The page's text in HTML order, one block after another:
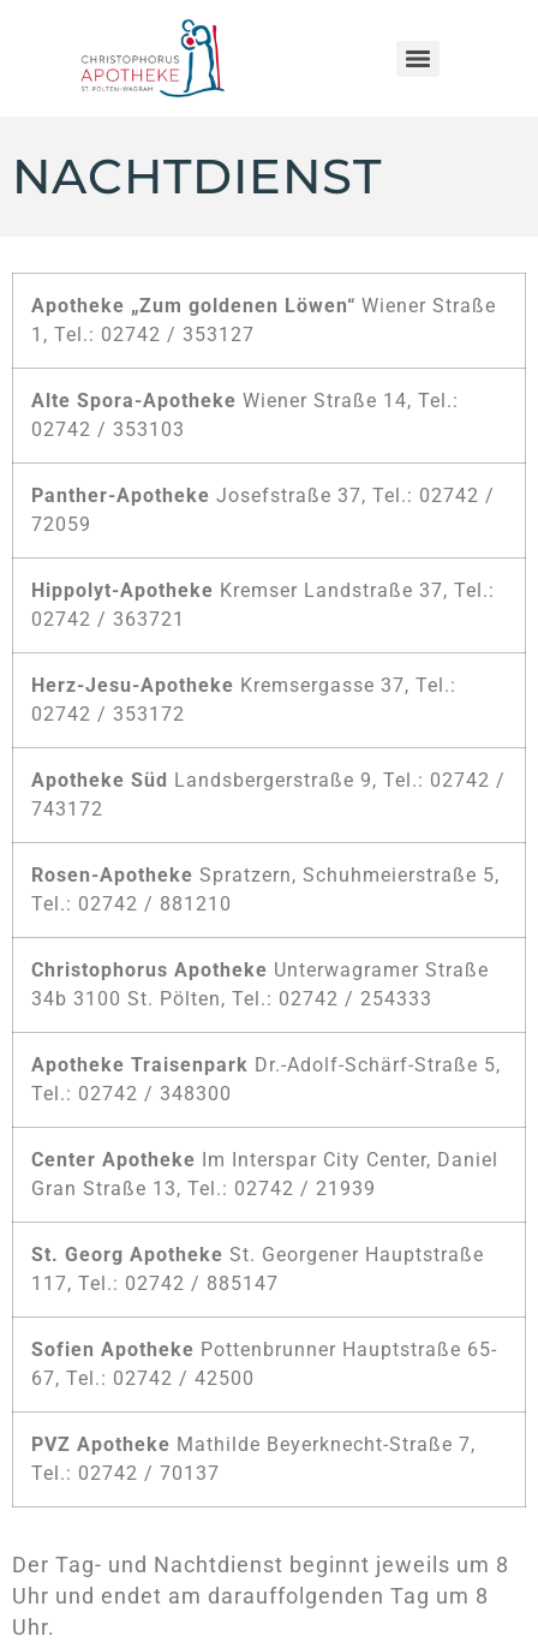
NACHTDIENST
Apotheke „Zum goldenen Löwen“ Wiener Straße
1, Tel.: 02742 / 353127
Alte Spora-Apotheke Wiener Straße 14, Tel.:
02742 / 353103
Panther-Apotheke Josefstraße 37, Tel.: 02742 /
72059
Hippolyt-Apotheke Kremser Landstraße 37, Tel.:
02742 / 363721
Herz-Jesu-Apotheke Kremsergasse 37, Tel.:
02742 / 353172
Apotheke Süd Landsbergerstraße 9, Tel.: 02742 /
743172
Rosen-Apotheke Spratzern, Schuhmeierstraße 5,
Tel.: 02742 / 881210
Christophorus Apotheke Unterwagramer Straße
34b 3100 St. Pölten, Tel.: 02742 / 254333
Apotheke Traisenpark Dr.-Adolf-Schärf-Straße 5,
Tel.: 02742 / 348300
Center Apotheke Im Interspar City Center, Daniel
Gran Straße 13, Tel.: 02742 / 21939
St. Georg Apotheke St. Georgener Hauptstraße
117, Tel.: 02742 / 885147
Sofien Apotheke Pottenbrunner Hauptstraße 65-
67, Tel.: 02742 / 42500
PVZ Apotheke Mathilde Beyerknecht-Straße 7,
Tel.: 02742 / 70137
Der Tag- und Nachtdienst beginnt jeweils um 8
Uhr und endet am darauffolgenden Tag um 8
Uhr.